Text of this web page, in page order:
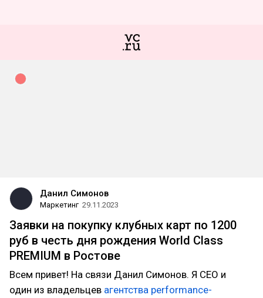
Данил Симонов
Маркетинг 29.11.2023
Заявки на покупку клубных карт по 1200
руб в честь дня рождения World Class
PREMIUM в Ростове
Всем привет! На связи Данил Симонов. Я CEO и
один из владельцев агентства performance-